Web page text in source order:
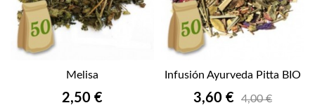
Melisa
Precio
2,50 €
Infusión Ayurveda Pitta BIO
Precio
3,60 €
4,00 €